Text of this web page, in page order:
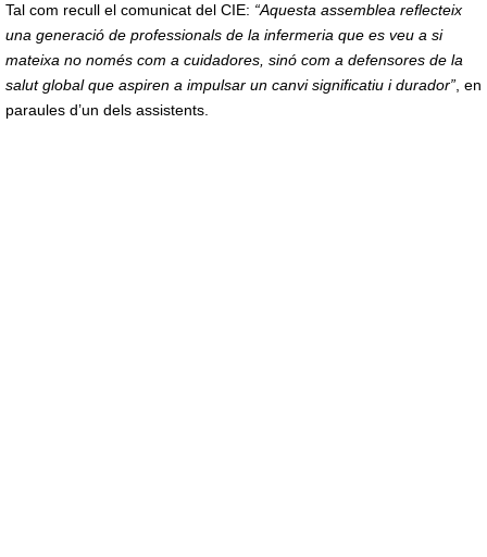
Tal com recull el comunicat del CIE: “Aquesta assemblea reflecteix
una generació de professionals de la infermeria que es veu a si
mateixa no només com a cuidadores, sinó com a defensores de la
salut global que aspiren a impulsar un canvi significatiu i durador”, en
paraules d’un dels assistents.